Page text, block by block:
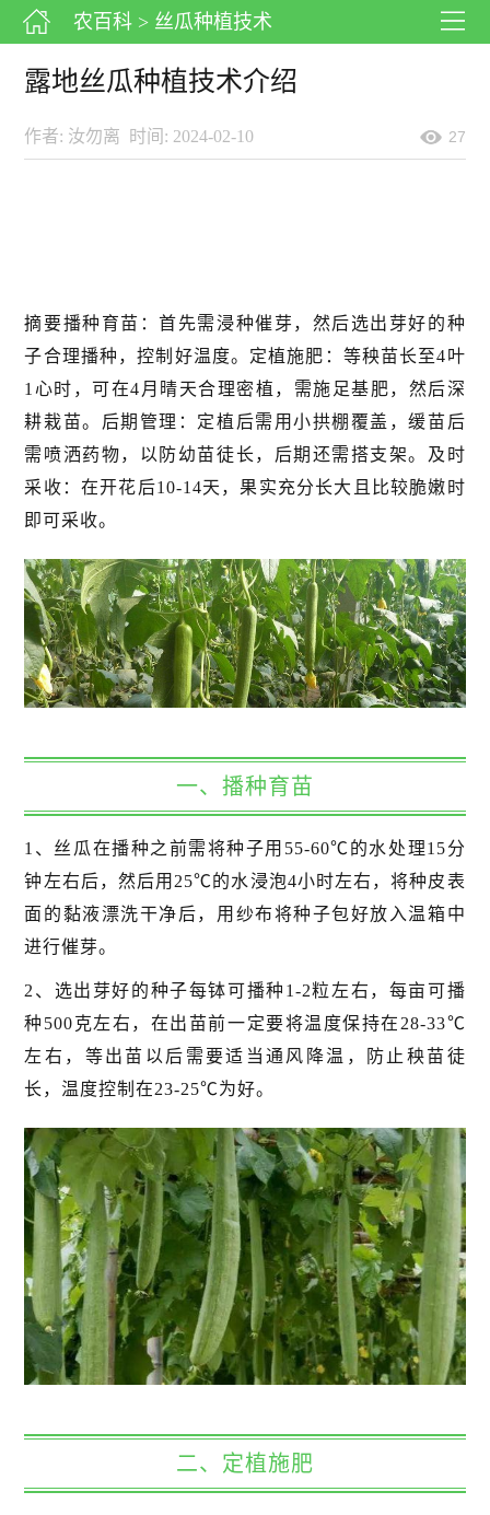
农百科 > 丝瓜种植技术
露地丝瓜种植技术介绍
作者: 汝勿离 时间: 2024-02-10 27
摘要播种育苗：首先需浸种催芽，然后选出芽好的种
子合理播种，控制好温度。定植施肥：等秧苗长至4叶
1心时，可在4月晴天合理密植，需施足基肥，然后深
耕栽苗。后期管理：定植后需用小拱棚覆盖，缓苗后
需喷洒药物，以防幼苗徒长，后期还需搭支架。及时
采收：在开花后10-14天，果实充分长大且比较脆嫩时
即可采收。
一、播种育苗
1、丝瓜在播种之前需将种子用55-60℃的水处理15分
钟左右后，然后用25℃的水浸泡4小时左右，将种皮表
面的黏液漂洗干净后，用纱布将种子包好放入温箱中
进行催芽。
2、选出芽好的种子每钵可播种1-2粒左右，每亩可播
种500克左右，在出苗前一定要将温度保持在28-33℃
左右，等出苗以后需要适当通风降温，防止秧苗徒
长，温度控制在23-25℃为好。
二、定植施肥